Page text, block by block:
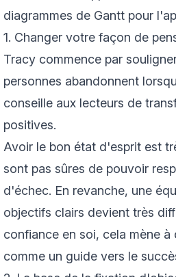
diagrammes de Gantt pour
1. Changer votre façon de
Tracy commence par
personnes abandonnent
conseille aux lecteurs de
positives.
Avoir le bon état d'esprit est
sont pas sûres de pouvoir
d'échec. En revanche, une
objectifs clairs devient très
confiance en soi, cela mène
comme un guide vers le